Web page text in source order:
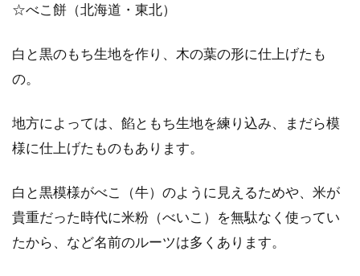
☆べこ餅（北海道・東北）
白と黒のもち生地を作り、木の葉の形に仕上げたも
の。
地方によっては、餡ともち生地を練り込み、まだら模
様に仕上げたものもあります。
白と黒模様がべこ（牛）のように見えるためや、米が
貴重だった時代に米粉（べいこ）を無駄なく使ってい
たから、など名前のルーツは多くあります。